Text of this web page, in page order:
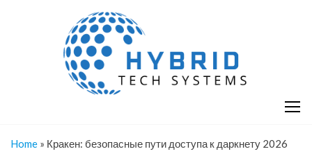
Home » Кракен: безопасные пути доступа к даркнету 2026